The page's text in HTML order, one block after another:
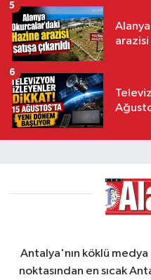
arazisi
5
6
Antalya'nın köklü
noktasından en sıcak